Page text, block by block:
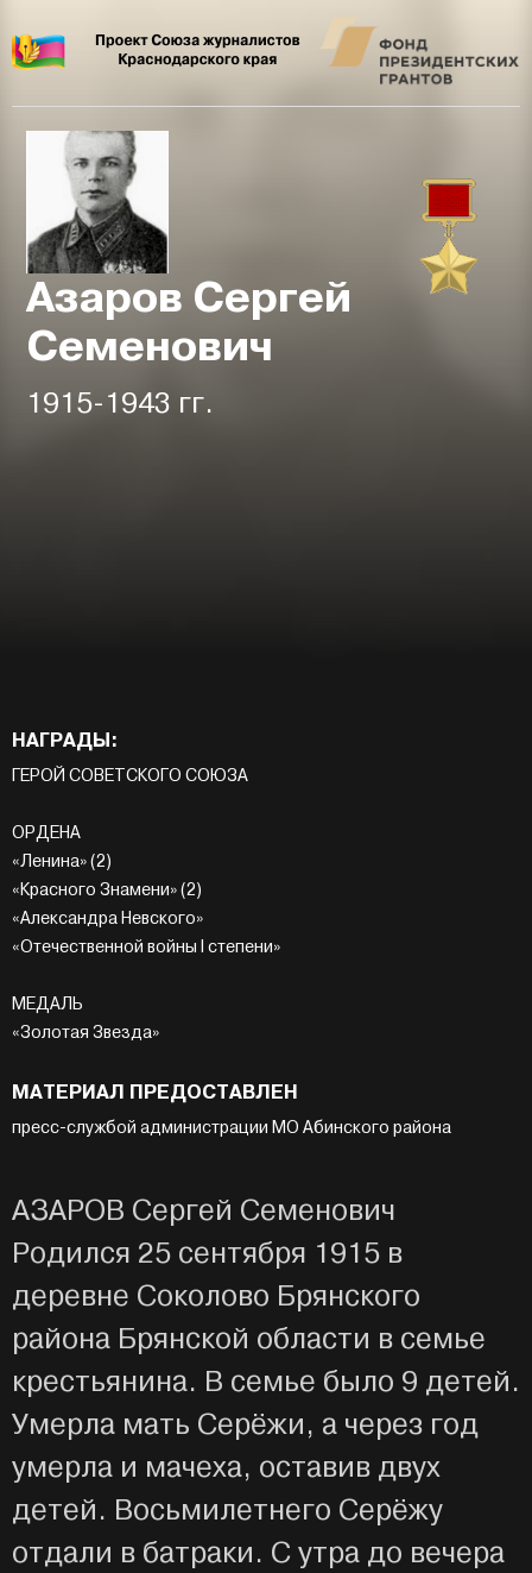
Азаров Сергей
Семенович
1915-1943 гг.
НАГРАДЫ:
ГЕРОЙ СОВЕТСКОГО СОЮЗА
ОРДЕНА
«Ленина» (2)
«Красного Знамени» (2)
«Александра Невского»
«Отечественной войны I степени»
МЕДАЛЬ
«Золотая Звезда»
МАТЕРИАЛ ПРЕДОСТАВЛЕН
пресс-службой администрации МО Абинского района
АЗАРОВ Сергей Семенович
Родился 25 сентября 1915 в
деревне Соколово Брянского
района Брянской области в семье
крестьянина. В семье было 9 детей.
Умерла мать Серёжи, а через год
умерла и мачеха, оставив двух
детей. Восьмилетнего Серёжу
отдали в батраки. С утра до вечера